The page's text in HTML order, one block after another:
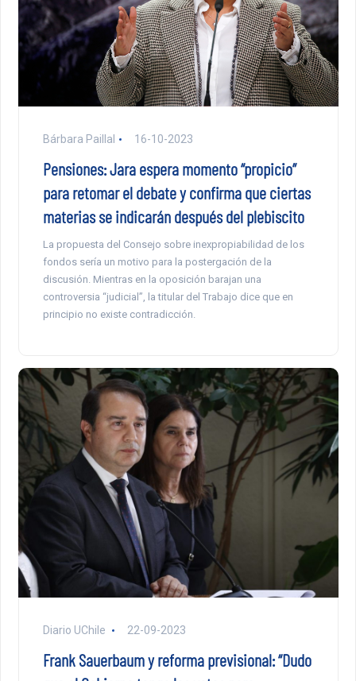
Bárbara Paillal 16-10-2023
Pensiones: Jara espera momento “propicio”
para retomar el debate y confirma que ciertas
materias se indicarán después del plebiscito
La propuesta del Consejo sobre inexpropiabilidad de los
fondos sería un motivo para la postergación de la
discusión. Mientras en la oposición barajan una
controversia “judicial”, la titular del Trabajo dice que en
principio no existe contradicción.
Diario UChile 22-09-2023
Frank Sauerbaum y reforma previsional: “Dudo